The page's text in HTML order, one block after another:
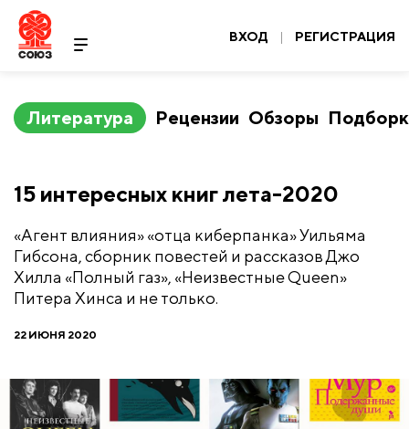
ВХОД | РЕГИСТРАЦИЯ
Литература Рецензии Обзоры
​15 интересных книг лета-2020
«Агент влияния» «отца киберпанка» Уильяма
Гибсона, сборник повестей и рассказов Джо
Хилла «Полный газ», «Неизвестные Queen»
Питера Хинса и не только.
22 ИЮНЯ 2020